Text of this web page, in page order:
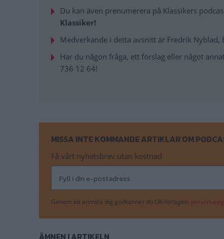
Du kan även prenumerera på Klassikers
Klassiker!
Medverkande i detta avsnitt är Fredrik Nyblad,
Har du någon fråga, ett förslag eller något
736 12 64!
MISSA INTE KOMMANDE ARTIKLAR OM
Få vårt nyhetsbrev utan kostnad
Genom att anmäla dig godkänner du OK-förlagets